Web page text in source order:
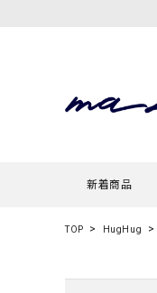
新着商品
TOP HugHug